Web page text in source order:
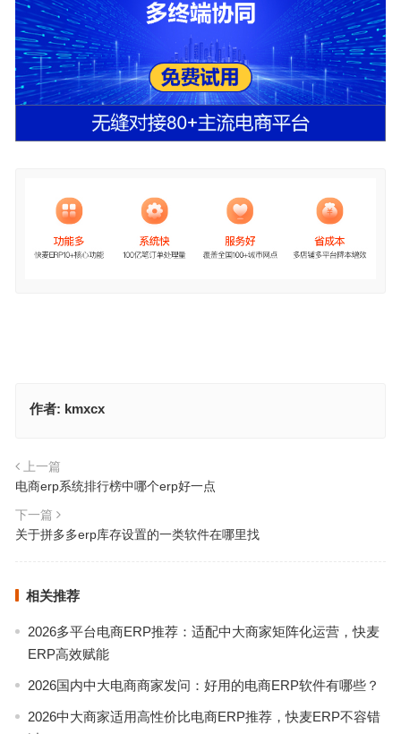
作者: kmxcx
上一篇
电商erp系统排行榜中哪个erp好一点
下一篇
关于拼多多erp库存设置的一类软件在哪里找
相关推荐
2026多平台电商ERP推荐：适配中大商家矩阵化运营，快麦
ERP高效赋能
2026国内中大电商商家发问：好用的电商ERP软件有哪些？
2026中大商家适用高性价比电商ERP推荐，快麦ERP不容错